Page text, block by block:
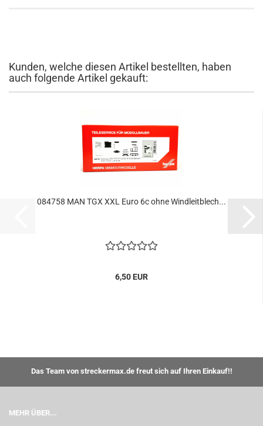
Kunden, welche diesen Artikel bestellten, haben
auch folgende Artikel gekauft:
084758 MAN TGX XXL Euro 6c ohne Windleitblech...
6,50 EUR
Das Team von streckermax.de freut sich auf Ihren Einkauf!!
MEHR ÜBER...